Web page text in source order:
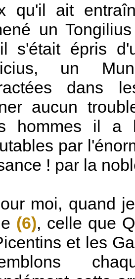
qu'il ait
un
s'était épris
un
dans
aucun
hommes il a
par
! par la
moi, quand
(6), celle que
et les